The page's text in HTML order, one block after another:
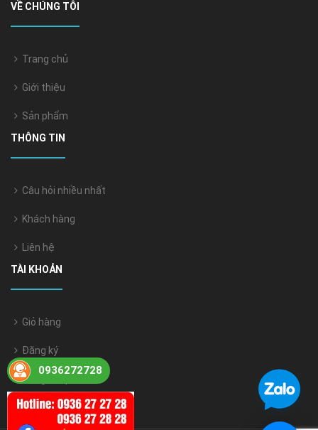
VỀ CHÚNG TÔI
Trang chủ
Giới thiệu
Sản phẩm
THÔNG TIN
Câu hỏi nhiều nhất
Khách hàng
Liên hệ
TÀI KHOẢN
Giỏ hàng
Đăng ký
Đăng nhập
0936272728